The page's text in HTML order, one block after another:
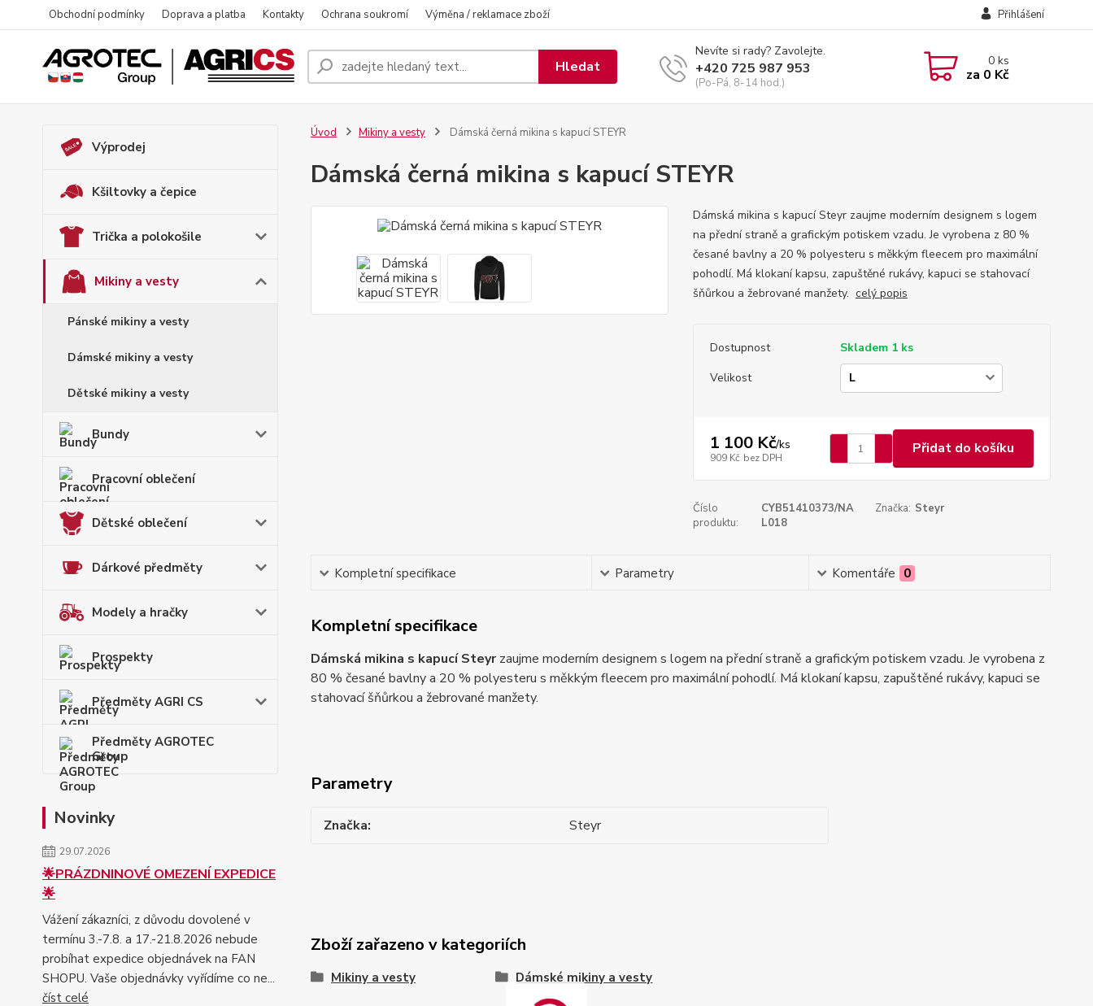
Obchodní podmínky Doprava a platba Kontakty Ochrana soukromí Výměna / reklamace zboží Přihlášení
Hledat
Nevíte si rady? Zavolejte.
+420 725 987 953
(Po-Pá, 8-14 hod.)
0ks
za 0 Kč
Výprodej
Kšiltovky a čepice
Trička a polokošile
Mikiny a vesty
Pánské mikiny a vesty
Dámské mikiny a vesty
Dětské mikiny a vesty
Bundy
Pracovní oblečení
Dětské oblečení
Dárkové předměty
Modely a hračky
Prospekty
Předměty AGRI CS
Předměty AGROTEC
Group
Novinky
29.07.2026
🌟PRÁZDNINOVÉ OMEZENÍ EXPEDICE
🌟
Vážení zákazníci, z důvodu dovolené v
termínu 3.-7.8. a 17.-21.8.2026 nebude
probíhat expedice objednávek na FAN
SHOPU. Vaše objednávky vyřídíme co ne...
číst celé
Úvod Mikiny a vesty Dámská černá mikina s kapucí STEYR
Dámská černá mikina s kapucí STEYR
Dámská mikina s kapucí Steyr zaujme moderním designem s logem
na přední straně a grafickým potiskem vzadu. Je vyrobena z 80 %
česané bavlny a 20 % polyesteru s měkkým fleecem pro maximální
pohodlí. Má klokaní kapsu, zapuštěné rukávy, kapuci se stahovací
šňůrkou a žebrované manžety. celý popis
Dostupnost
Skladem 1 ks
Velikost
1 100 Kč/ks
909 Kč bez DPH
Přidat do košíku
Číslo
produktu:
CYB51410373/NA
L018
Značka: Steyr
Kompletní specifikace Parametry Komentáře 0
Kompletní specifikace
Dámská mikina s kapucí Steyrzaujme moderním designem s logem na přední straně a grafickým potiskem vzadu. Je vyrobena z
80 % česané bavlny a 20 % polyesteru s měkkým fleecem pro maximální pohodlí. Má klokaní kapsu, zapuštěné rukávy, kapuci se
stahovací šňůrkou a žebrované manžety.
Parametry
Značka Steyr
Zboží zařazeno v kategoriích
Mikiny a vesty Dámské mikiny a vesty